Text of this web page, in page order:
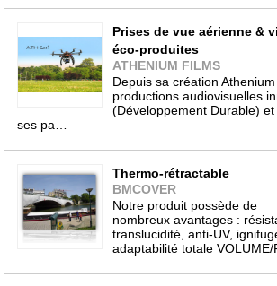
Prises de vue aérienne &
éco-produites
ATHENIUM FILMS
Depuis sa création
productions audiovisuelles
(Développement Durable)
ses pa…
Thermo-rétractable
BMCOVER
Notre produit possède de
nombreux avantages :
translucidité, anti-UV,
adaptabilité totale VOLUME/